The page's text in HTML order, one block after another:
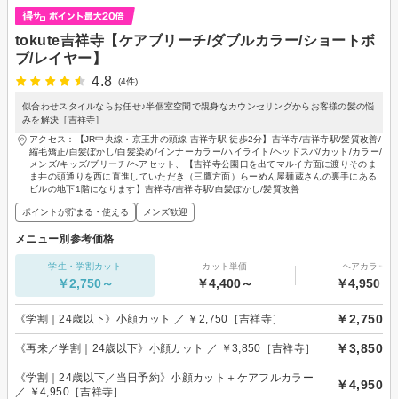
tokute吉祥寺【ケアブリーチ/ダブルカラー/ショートボ
ブ/レイヤー】
4.8
(4件)
似合わせスタイルならお任せ♪半個室空間で親身なカウンセリングからお客様の髪の悩
みを解決［吉祥寺］
アクセス：【JR中央線・京王井の頭線 吉祥寺駅 徒歩2分】吉祥寺/吉祥寺駅/髪質改善/
縮毛矯正/白髪ぼかし/白髪染め/インナーカラー/ハイライト/ヘッドスパ/カット/カラー/
メンズ/キッズ/ブリーチ/ヘアセット、【吉祥寺公園口を出てマルイ方面に渡りそのま
ま井の頭通りを西に直進していただき（三鷹方面）らーめん屋麺蔵さんの裏手にある
ビルの地下1階になります】吉祥寺/吉祥寺駅/白髪ぼかし/髪質改善
ポイントが貯まる・使える メンズ歓迎
メニュー別参考価格
学生・学割カット
￥2,750～
カット単価
￥4,400～
ヘアカラー
￥4,950～
《学割｜24歳以下》小顔カット ／ ￥2,750［吉祥寺］ ￥2,750
《再来／学割｜24歳以下》小顔カット ／ ￥3,850［吉祥寺］ ￥3,850
《学割｜24歳以下／当日予約》小顔カット＋ケアフルカラー
／ ￥4,950［吉祥寺］
￥4,950